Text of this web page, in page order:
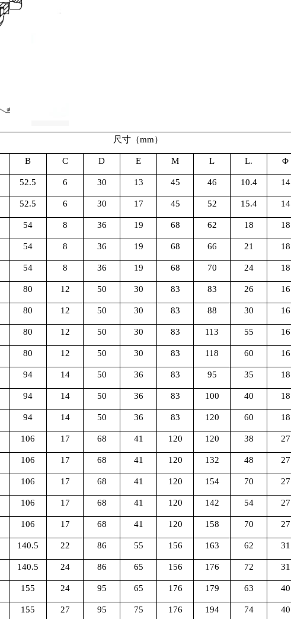
尺寸（mm）
B C D E M L L. Φ
52.5 6 30 13 45 46 10.4 14
52.5 6 30 17 45 52 15.4 14
54 8 36 19 68 62 18 18
54 8 36 19 68 66 21 18
54 8 36 19 68 70 24 18
80 12 50 30 83 83 26 16
80 12 50 30 83 88 30 16
80 12 50 30 83 113 55 16
80 12 50 30 83 118 60 16
94 14 50 36 83 95 35 18
94 14 50 36 83 100 40 18
94 14 50 36 83 120 60 18
106 17 68 41 120 120 38 27
106 17 68 41 120 132 48 27
106 17 68 41 120 154 70 27
106 17 68 41 120 142 54 27
106 17 68 41 120 158 70 27
140.5 22 86 55 156 163 62 31
140.5 24 86 65 156 176 72 31
155 24 95 65 176 179 63 40
155 27 95 75 176 194 74 40